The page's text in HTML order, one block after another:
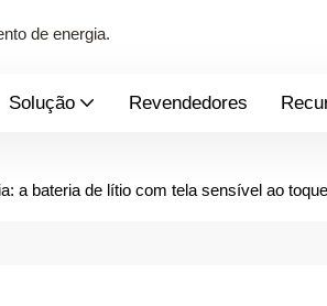
de energia.
Solução Revendedores
a bateria de lítio com tela sensível ao toque